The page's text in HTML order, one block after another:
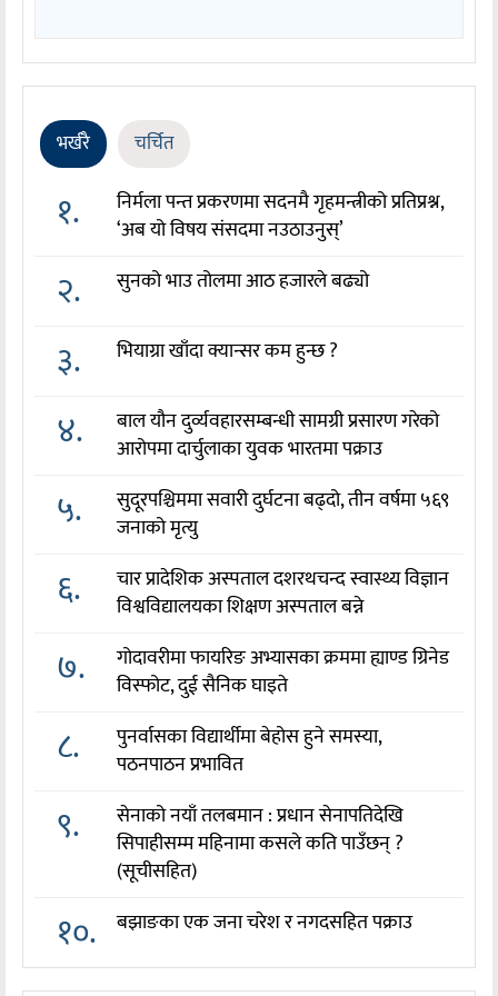
भर्खरै चर्चित
१.
निर्मला पन्त प्रकरणमा सदनमै गृहमन्त्रीको प्रतिप्रश्न,
‘अब यो विषय संसदमा नउठाउनुस्’
२. सुनको भाउ तोलमा आठ हजारले बढ्यो
३. भियाग्रा खाँदा क्यान्सर कम हुन्छ ?
४.
बाल यौन दुर्व्यवहारसम्बन्धी सामग्री प्रसारण गरेको
आरोपमा दार्चुलाका युवक भारतमा पक्राउ
५.
सुदूरपश्चिममा सवारी दुर्घटना बढ्दो, तीन वर्षमा ५६९
जनाको मृत्यु
६.
चार प्रादेशिक अस्पताल दशरथचन्द स्वास्थ्य विज्ञान
विश्वविद्यालयका शिक्षण अस्पताल बन्ने
७.
गोदावरीमा फायरिङ अभ्यासका क्रममा ह्याण्ड ग्रिनेड
विस्फोट, दुई सैनिक घाइते
८.
पुनर्वासका विद्यार्थीमा बेहोस हुने समस्या,
पठनपाठन प्रभावित
९.
सेनाको नयाँ तलबमान : प्रधान सेनापतिदेखि
सिपाहीसम्म महिनामा कसले कति पाउँछन् ?
(सूचीसहित)
१०. बझाङका एक जना चरेश र नगदसहित पक्राउ